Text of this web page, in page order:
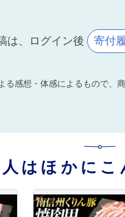
は、ログイン後 寄付
感想・体感によるもので、
はほかにこ